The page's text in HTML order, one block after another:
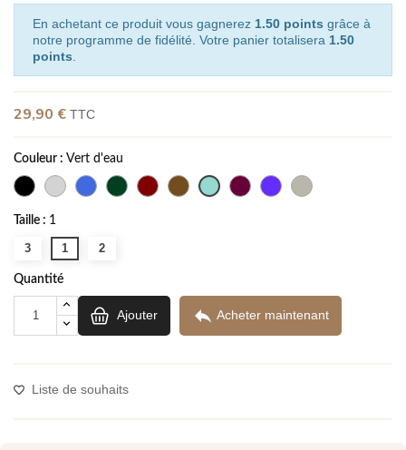
En achetant ce produit vous gagnerez 1.50 points grâce à
notre programme de fidélité. Votre panier totalisera 1.50
points
29,90 € TTC
Couleur : Vert d'eau
Taille : 1
3 1 2
Quantité
Ajouter  Acheter maintenant
Liste de souhaits